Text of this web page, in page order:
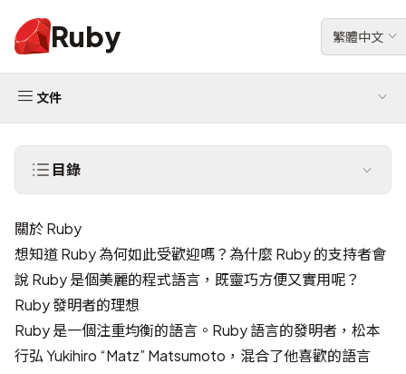
Ruby 繁體中文
文件
目錄
關於 Ruby
想知道 Ruby 為何如此受歡迎嗎？為什麼 Ruby 的支持者會
說 Ruby 是個美麗的程式語言，既靈巧方便又實用呢？
Ruby 發明者的理想
Ruby 是一個注重均衡的語言。Ruby 語言的發明者， 松本
行弘 Yukihiro “Matz” Matsumoto ，混合了他喜歡的語言